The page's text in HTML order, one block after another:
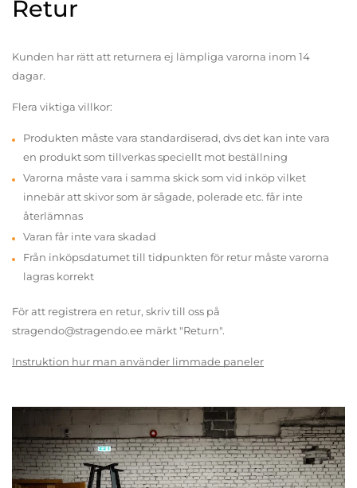
Retur
Kunden har rätt att returnera ej lämpliga varorna inom 14
dagar.
Flera viktiga villkor:
Produkten måste vara standardiserad, dvs det kan inte vara
en produkt som tillverkas speciellt mot beställning
Varorna måste vara i samma skick som vid inköp vilket
innebär att skivor som är sågade, polerade etc. får inte
återlämnas
Varan får inte vara skadad
Från inköpsdatumet till tidpunkten för retur måste varorna
lagras korrekt
För att registrera en retur, skriv till oss på
stragendo@stragendo.ee märkt "Return".
Instruktion hur man använder limmade paneler